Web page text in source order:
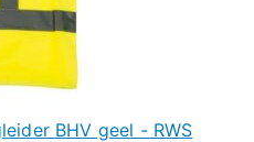
BHV geel - RWS